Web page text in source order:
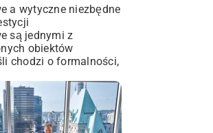
a wytyczne niezbędne
są jednymi z
obiektów
chodzi o formalności,